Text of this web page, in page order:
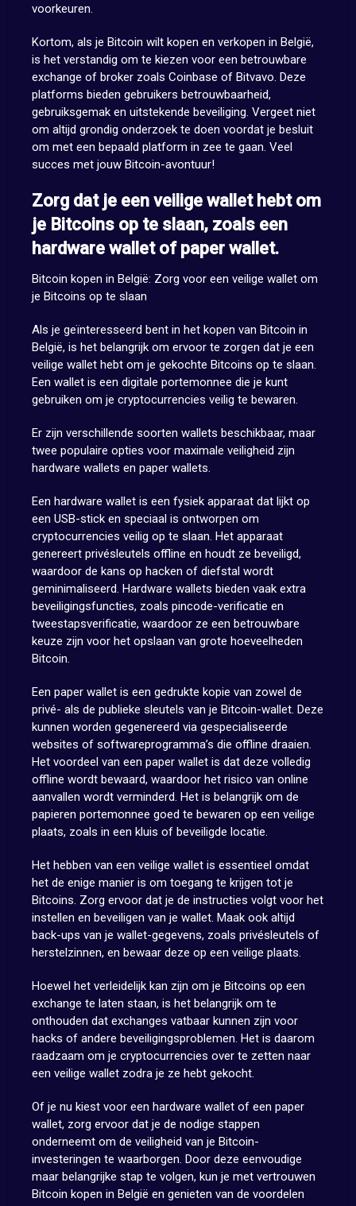
voorkeuren.
Kortom, als je Bitcoin wilt kopen en verkopen in België,
is het verstandig om te kiezen voor een betrouwbare
exchange of broker zoals Coinbase of Bitvavo. Deze
platforms bieden gebruikers betrouwbaarheid,
gebruiksgemak en uitstekende beveiliging. Vergeet niet
om altijd grondig onderzoek te doen voordat je besluit
om met een bepaald platform in zee te gaan. Veel
succes met jouw Bitcoin-avontuur!
Zorg dat je een veilige wallet hebt om
je Bitcoins op te slaan, zoals een
hardware wallet of paper wallet.
Bitcoin kopen in België: Zorg voor een veilige wallet om
je Bitcoins op te slaan
Als je geïnteresseerd bent in het kopen van Bitcoin in
België, is het belangrijk om ervoor te zorgen dat je een
veilige wallet hebt om je gekochte Bitcoins op te slaan.
Een wallet is een digitale portemonnee die je kunt
gebruiken om je cryptocurrencies veilig te bewaren.
Er zijn verschillende soorten wallets beschikbaar, maar
twee populaire opties voor maximale veiligheid zijn
hardware wallets en paper wallets.
Een hardware wallet is een fysiek apparaat dat lijkt op
een USB-stick en speciaal is ontworpen om
cryptocurrencies veilig op te slaan. Het apparaat
genereert privésleutels offline en houdt ze beveiligd,
waardoor de kans op hacken of diefstal wordt
geminimaliseerd. Hardware wallets bieden vaak extra
beveiligingsfuncties, zoals pincode-verificatie en
tweestapsverificatie, waardoor ze een betrouwbare
keuze zijn voor het opslaan van grote hoeveelheden
Bitcoin.
Een paper wallet is een gedrukte kopie van zowel de
privé- als de publieke sleutels van je Bitcoin-wallet. Deze
kunnen worden gegenereerd via gespecialiseerde
websites of softwareprogramma’s die offline draaien.
Het voordeel van een paper wallet is dat deze volledig
offline wordt bewaard, waardoor het risico van online
aanvallen wordt verminderd. Het is belangrijk om de
papieren portemonnee goed te bewaren op een veilige
plaats, zoals in een kluis of beveiligde locatie.
Het hebben van een veilige wallet is essentieel omdat
het de enige manier is om toegang te krijgen tot je
Bitcoins. Zorg ervoor dat je de instructies volgt voor het
instellen en beveiligen van je wallet. Maak ook altijd
back-ups van je wallet-gegevens, zoals privésleutels of
herstelzinnen, en bewaar deze op een veilige plaats.
Hoewel het verleidelijk kan zijn om je Bitcoins op een
exchange te laten staan, is het belangrijk om te
onthouden dat exchanges vatbaar kunnen zijn voor
hacks of andere beveiligingsproblemen. Het is daarom
raadzaam om je cryptocurrencies over te zetten naar
een veilige wallet zodra je ze hebt gekocht.
Of je nu kiest voor een hardware wallet of een paper
wallet, zorg ervoor dat je de nodige stappen
onderneemt om de veiligheid van je Bitcoin-
investeringen te waarborgen. Door deze eenvoudige
maar belangrijke stap te volgen, kun je met vertrouwen
Bitcoin kopen in België en genieten van de voordelen